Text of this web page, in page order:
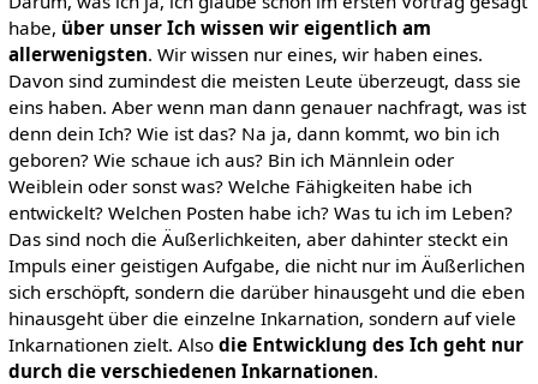
habe, über unser Ich wissen wir eigentlich am
allerwenigsten. Wir wissen nur eines, wir haben eines.
Davon sind zumindest die meisten Leute überzeugt, dass sie
eins haben. Aber wenn man dann genauer nachfragt, was ist
denn dein Ich? Wie ist das? Na ja, dann kommt, wo bin ich
geboren? Wie schaue ich aus? Bin ich Männlein oder
Weiblein oder sonst was? Welche Fähigkeiten habe ich
entwickelt? Welchen Posten habe ich? Was tu ich im Leben?
Das sind noch die Äußerlichkeiten, aber dahinter steckt ein
Impuls einer geistigen Aufgabe, die nicht nur im Äußerlichen
sich erschöpft, sondern die darüber hinausgeht und die eben
hinausgeht über die einzelne Inkarnation, sondern auf viele
Inkarnationen zielt. Also die Entwicklung des Ich geht nur
durch die verschiedenen Inkarnationen.